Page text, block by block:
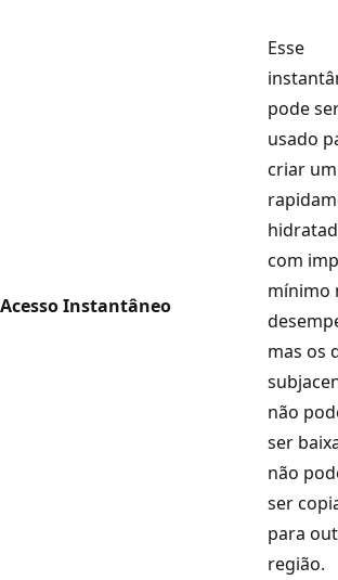
Acesso Instantâneo
Esse
pode
usado
criar
com
mínimo
mas os
não
ser
não
ser
para
região.